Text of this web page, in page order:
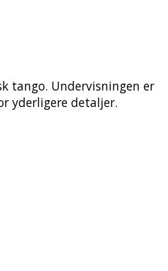
tango. Undervisningen er
yderligere detaljer.